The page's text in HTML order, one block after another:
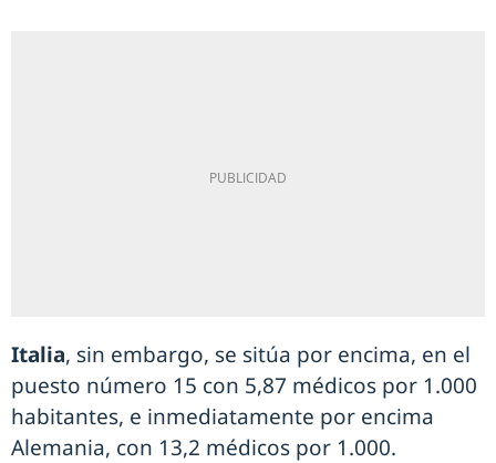
Italia, sin embargo, se sitúa por encima, en el
puesto número 15 con 5,87 médicos por 1.000
habitantes, e inmediatamente por encima
Alemania, con 13,2 médicos por 1.000.